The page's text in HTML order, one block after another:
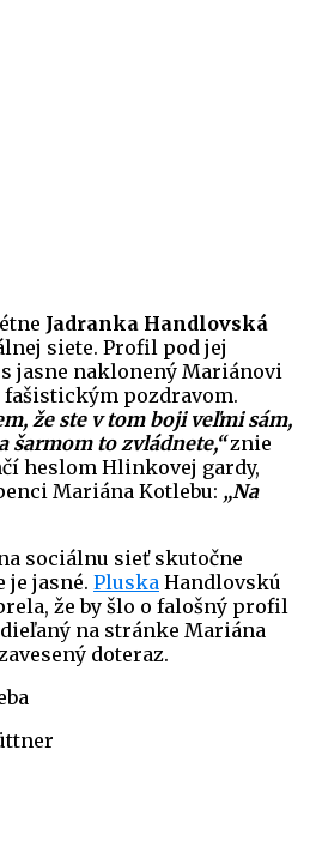
Jadranka Handlovská
siete. Profil pod jej
jasne naklonený Mariánovi
pozdravom.
že ste v tom boji veľmi sám,
šarmom to zvládnete,“znie
heslom Hlinkovej gardy,
Mariána Kotlebu: „Na
sociálnu sieť skutočne
je jasné. Pluska Handlovskú
že by šlo o falošný profil
na stránke Mariána
doteraz.